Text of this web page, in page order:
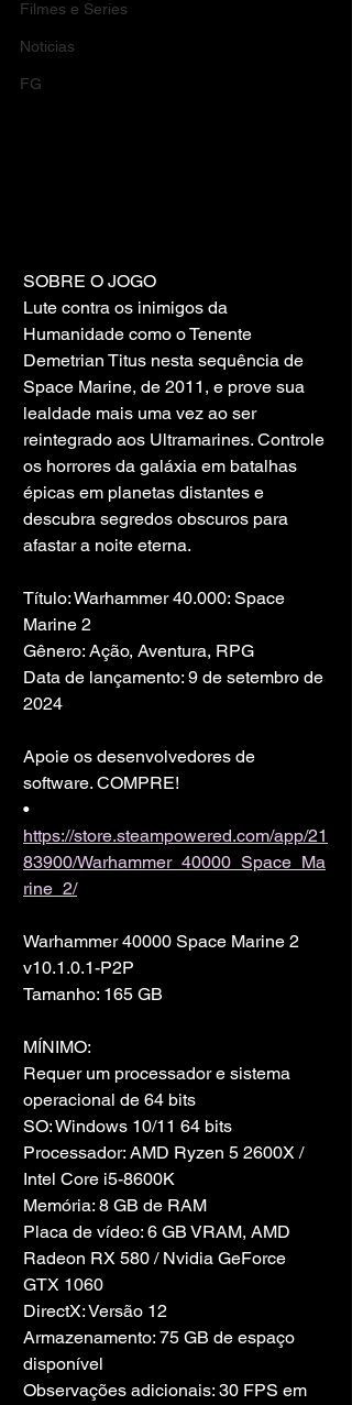
Filmes e Series
Noticias
FG
SOBRE O JOGO
Lute contra os inimigos da
Humanidade como o Tenente
Demetrian Titus nesta sequência de
Space Marine, de 2011, e prove sua
lealdade mais uma vez ao ser
reintegrado aos Ultramarines. Controle
os horrores da galáxia em batalhas
épicas em planetas distantes e
descubra segredos obscuros para
afastar a noite eterna.
Título: Warhammer 40.000: Space
Marine 2
Gênero: Ação, Aventura, RPG
Data de lançamento: 9 de setembro de
2024
Apoie os desenvolvedores de
software. COMPRE!
•
https://store.steampowered.com/app/21
83900/Warhammer_40000_Space_Ma
rine_2/
Warhammer 40000 Space Marine 2
v10.1.0.1-P2P
Tamanho: 165 GB
MÍNIMO:
Requer um processador e sistema
operacional de 64 bits
SO: Windows 10/11 64 bits
Processador: AMD Ryzen 5 2600X /
Intel Core i5-8600K
Memória: 8 GB de RAM
Placa de vídeo: 6 GB VRAM, AMD
Radeon RX 580 / Nvidia GeForce
GTX 1060
DirectX: Versão 12
Armazenamento: 75 GB de espaço
disponível
Observações adicionais: 30 FPS em